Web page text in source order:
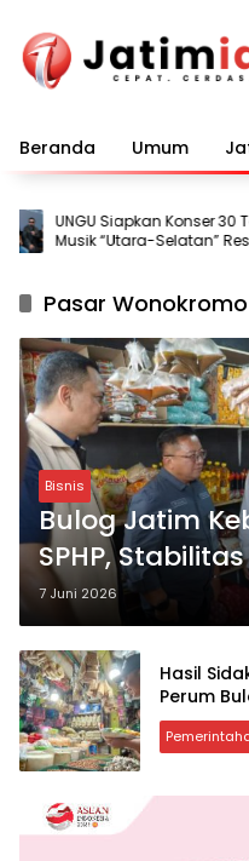
konten
Beranda Umum
UNGU Siapkan Konser 30
Musik “Utara-Selatan”
Pasar Wonokromo
Bisnis
Bulog Jatim
SPHP,
Tetap Terjaga
7 Juni 2026
Hasil
Perum